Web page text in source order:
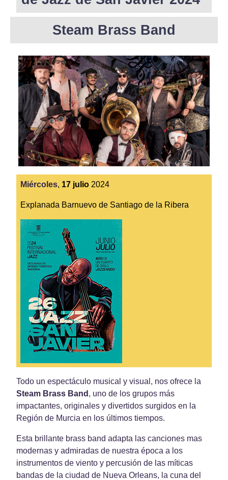
Steam Brass Band
Miércoles, 17 julio 2024
Explanada Barnuevo de Santiago de la Ribera
Todo un espectáculo musical y visual, nos ofrece la
Steam Brass Band , uno de los grupos más
impactantes, originales y divertidos surgidos en la
Región de Murcia en los últimos tiempos.
Esta brillante brass band adapta las canciones mas
modernas y admiradas de nuestra época a los
instrumentos de viento y percusión de las míticas
bandas de la ciudad de Nueva Orleans, la cuna del